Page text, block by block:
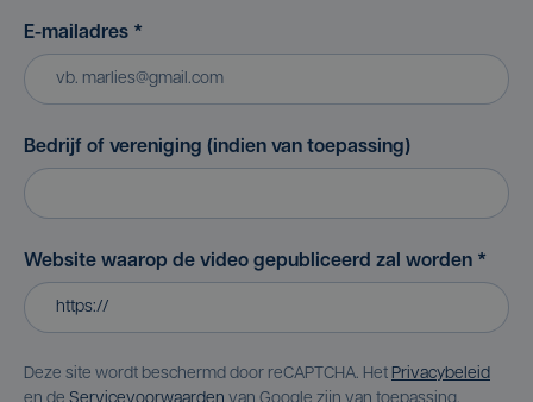
E-mailadres *
Bedrijf of vereniging (indien van toepassing)
Website waarop de video gepubliceerd zal worden *
Deze site wordt beschermd door reCAPTCHA. Het Privacybeleid